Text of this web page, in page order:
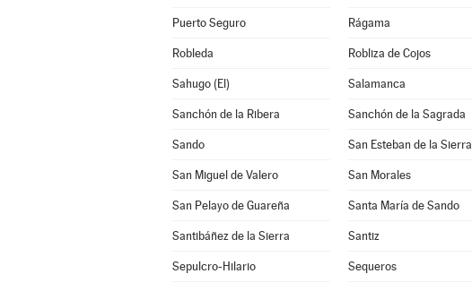
Puerto Seguro Rágama
Robleda Robliza de Cojos
Sahugo (El) Salamanca
Sanchón de la Ribera Sanchón de la Sagrada
Sando San Esteban de la Sierra
San Miguel de Valero San Morales
San Pelayo de Guareña Santa María de Sando
Santibáñez de la Sierra Santiz
Sepulcro-Hilario Sequeros